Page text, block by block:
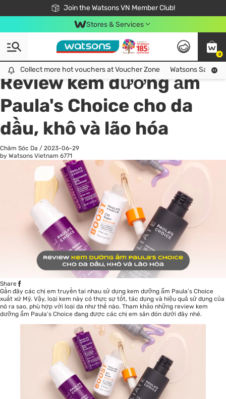
Join the Watsons VN Member Club!
Free Shipping For Order From 249,000Đ
24h Fast delivery in Hồ Chí Minh City
Stores & Services
0
Collect more hot vouchers at Voucher Zone
Collect more hot vouchers at Voucher Zone Watsons Safety
All
Chăm Sóc Cá Nhân
Review kem dưỡng ẩm
Paula's Choice cho da
dầu, khô và lão hóa
Chăm Sóc Da / 2023-06-29
by Watsons Vietnam 6771
Share
Gần đây các chị em truyền tai nhau sử dụng kem dưỡng ẩm Paula’s Choice
xuất xứ Mỹ. Vậy, loại kem này có thực sự tốt, tác dụng và hiệu quả sử dụng của
nó ra sao, phù hợp với loại da như thế nào. Tham khảo những review kem
dưỡng ẩm Paula’s Choice đang được các chị em săn đón dưới đây nhé.